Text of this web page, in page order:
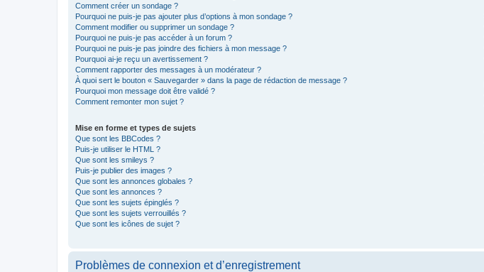
Comment créer un sondage ?
Pourquoi ne puis-je pas ajouter plus d’options à mon sondage ?
Comment modifier ou supprimer un sondage ?
Pourquoi ne puis-je pas accéder à un forum ?
Pourquoi ne puis-je pas joindre des fichiers à mon message ?
Pourquoi ai-je reçu un avertissement ?
Comment rapporter des messages à un modérateur ?
À quoi sert le bouton « Sauvegarder » dans la page de rédaction de message ?
Pourquoi mon message doit être validé ?
Comment remonter mon sujet ?
Mise en forme et types de sujets
Que sont les BBCodes ?
Puis-je utiliser le HTML ?
Que sont les smileys ?
Puis-je publier des images ?
Que sont les annonces globales ?
Que sont les annonces ?
Que sont les sujets épinglés ?
Que sont les sujets verrouillés ?
Que sont les icônes de sujet ?
Problèmes de connexion et d’enregistrement